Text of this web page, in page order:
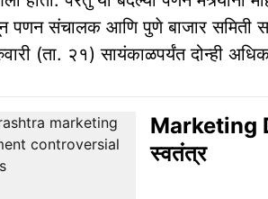
पणन संचालक आणि पुणे बाजार समिती
(ता. २१) सायंकाळपर्यंत दोन्ही
Marketing
स्वतंत्र